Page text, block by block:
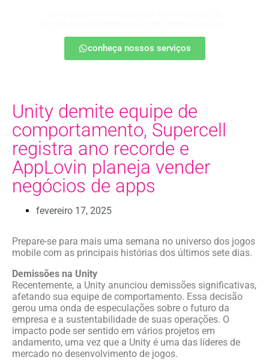
conheça nossos serviços
Unity demite equipe de
comportamento, Supercell
registra ano recorde e
AppLovin planeja vender
negócios de apps
fevereiro 17, 2025
Prepare-se para mais uma semana no universo dos jogos
mobile com as principais histórias dos últimos sete dias.
Demissões na Unity
Recentemente, a Unity anunciou demissões significativas,
afetando sua equipe de comportamento. Essa decisão
gerou uma onda de especulações sobre o futuro da
empresa e a sustentabilidade de suas operações. O
impacto pode ser sentido em vários projetos em
andamento, uma vez que a Unity é uma das líderes de
mercado no desenvolvimento de jogos.